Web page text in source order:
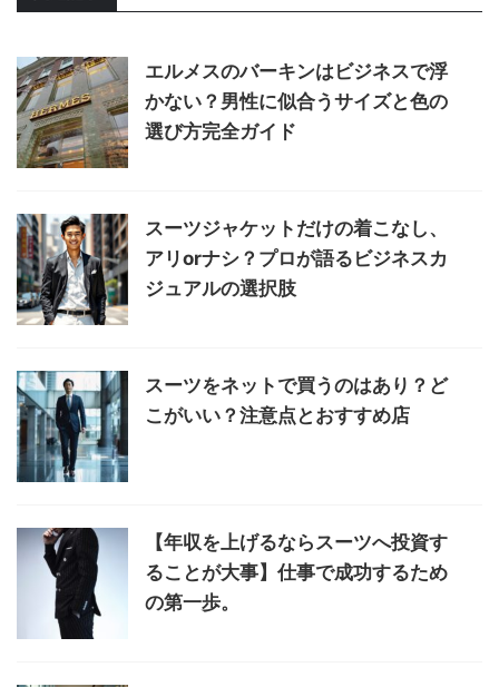
エルメスのバーキンはビジネスで浮
かない？男性に似合うサイズと色の
選び方完全ガイド
スーツジャケットだけの着こなし、
アリorナシ？プロが語るビジネスカ
ジュアルの選択肢
スーツをネットで買うのはあり？ど
こがいい？注意点とおすすめ店
【年収を上げるならスーツへ投資す
ることが大事】仕事で成功するため
の第一歩。